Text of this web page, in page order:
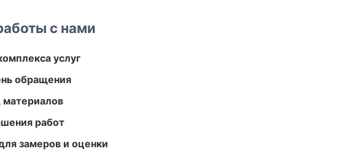
с нами
услуг
обращения
работ
замеров и оценки